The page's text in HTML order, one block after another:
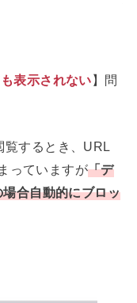
表示されない】問
覧するとき、URL
っていますが「デ
場合自動的にブロッ